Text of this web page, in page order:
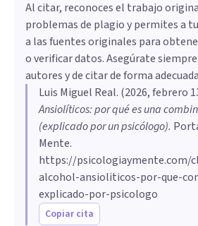
Al citar, reconoces el trabajo
problemas de plagio y permites a
a las fuentes originales para
o verificar datos. Asegúrate
autores y de citar de forma
Luis Miguel Real. (2026, febrero
Ansiolíticos: por qué es una
(explicado por un psicólogo).
Mente.
https://psicologiaymente.com/
alcohol-ansioliticos-por-que-
explicado-por-psicologo
Copiar cita